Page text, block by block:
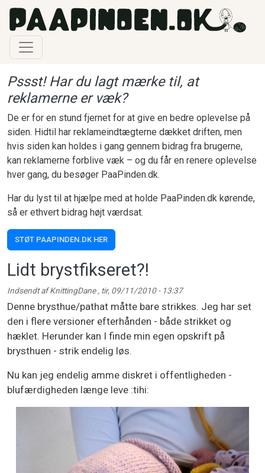
Gå til hovedindhold
Pssst! Har du lagt mærke til, at
reklamerne er væk?
De er for en stund fjernet for at give en bedre oplevelse på
siden. Hidtil har reklameindtægterne dækket driften, men
hvis siden kan holdes i gang gennem bidrag fra brugerne,
kan reklamerne forblive væk – og du får en renere oplevelse
hver gang, du besøger PaaPinden.dk.
Har du lyst til at hjælpe med at holde PaaPinden.dk kørende,
så er ethvert bidrag højt værdsat.
STØT PAAPINDEN.DK HER
Lidt brystfikseret?!
Indsendt afKnittingDane , tir, 09/11/2010 - 13:37
Denne brysthue/pathat måtte bare strikkes. Jeg har set
den i flere versioner efterhånden - både strikket og
hæklet. Herunder kan I finde min egen opskrift på
brysthuen - strik endelig løs.
Nu kan jeg endelig amme diskret i offentligheden -
blufærdigheden længe leve :tihi: